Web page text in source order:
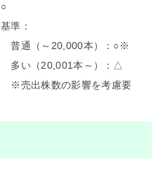
○
基準：
普通（～20,000本）：○※
多い（20,001本～）：△
※売出株数の影響を考慮要